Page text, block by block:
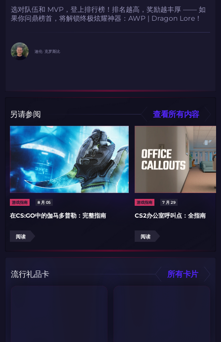
选对队伍和 MVP，登上排行榜！排名越高，奖励越丰厚 —— 如
果你问鼎榜首，将解锁终极炫耀神器：AWP | Dragon Lore！
迪伦· 克罗斯比
另请参阅 查看所有内容
游戏指南 8 月 05
在CS:GO中的伽马多普勒：完整指南
阅读
游戏指南 7 月 29
CS2办公室呼叫点：全指南
阅读
流行礼品卡 所有卡片